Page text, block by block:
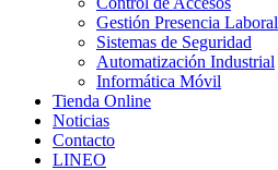
Gestión Presencia Laboral
Sistemas de Seguridad
Automatización Industrial
Informática Móvil
Tienda Online
Noticias
Contacto
LINEO